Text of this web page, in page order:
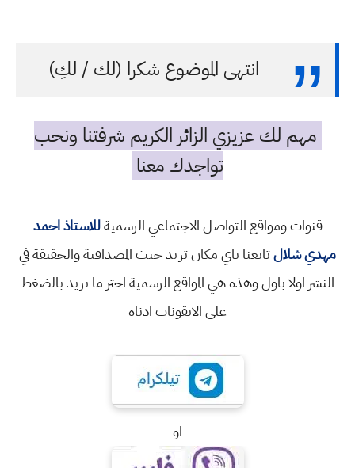
انتهى الموضوع شكرا (لك / لكِ)
مهم لك عزيزي الزائر الكريم شرفتنا ونحب
تواجدك معنا
قنوات ومواقع التواصل الاجتماعي الرسميةللاستاذ احمد
مهدي شلالتابعنا باي مكان تريد حيث المصداقية والحقيقة في
النشر اولا باول وهذه هي المواقع الرسمية اختر ما تريد بالضغط
على الايقونات ادناه
او